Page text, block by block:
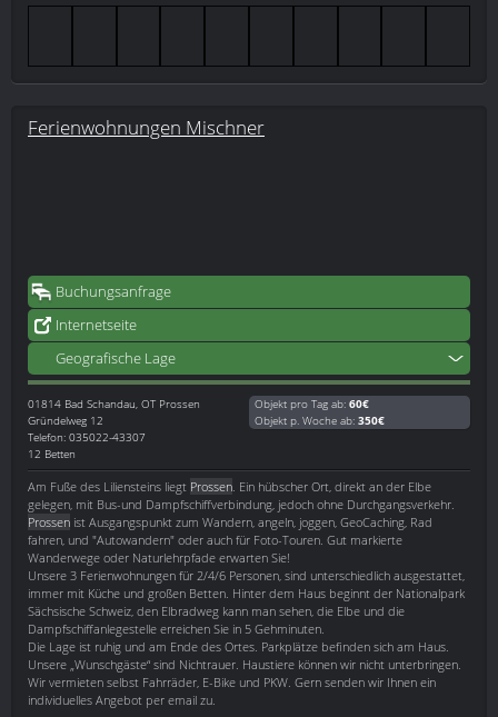
Ferienwohnungen Mischner
Buchungsanfrage
Internetseite
Geografische Lage
01814 Bad Schandau, OT Prossen
Gründelweg 12
Telefon: 035022-43307
12 Betten
Objekt pro Tag ab: 60€
Objekt p. Woche ab: 350€
Am Fuße des Liliensteins liegt Prossen . Ein hübscher Ort, direkt an der Elbe
gelegen, mit Bus-und Dampfschiffverbindung, jedoch ohne Durchgangsverkehr.
Prossen ist Ausgangspunkt zum Wandern, angeln, joggen, GeoCaching, Rad
fahren, und "Autowandern" oder auch für Foto-Touren. Gut markierte
Wanderwege oder Naturlehrpfade erwarten Sie!
Unsere 3 Ferienwohnungen für 2/4/6 Personen, sind unterschiedlich ausgestattet,
immer mit Küche und großen Betten. Hinter dem Haus beginnt der Nationalpark
Sächsische Schweiz, den Elbradweg kann man sehen, die Elbe und die
Dampfschiffanlegestelle erreichen Sie in 5 Gehminuten.
Die Lage ist ruhig und am Ende des Ortes. Parkplätze befinden sich am Haus.
Unsere „Wunschgäste“ sind Nichtrauer. Haustiere können wir nicht unterbringen.
Wir vermieten selbst Fahrräder, E-Bike und PKW. Gern senden wir Ihnen ein
individuelles Angebot per email zu.